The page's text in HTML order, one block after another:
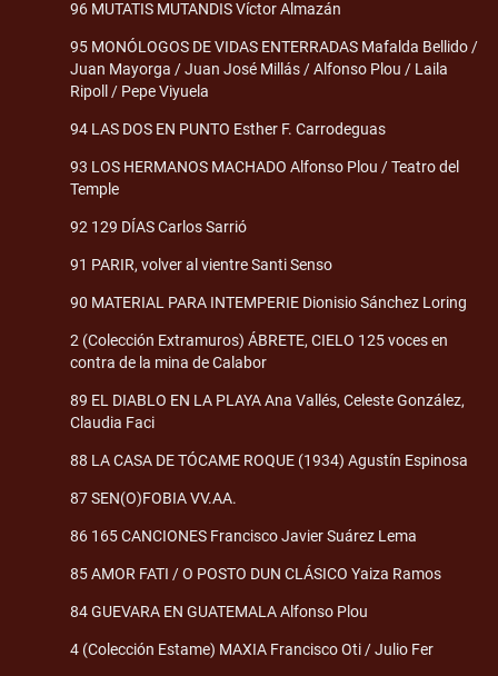
96 MUTATIS MUTANDIS Víctor Almazán
95 MONÓLOGOS DE VIDAS ENTERRADAS Mafalda Bellido /
Juan Mayorga / Juan José Millás / Alfonso Plou / Laila
Ripoll / Pepe Viyuela
94 LAS DOS EN PUNTO Esther F. Carrodeguas
93 LOS HERMANOS MACHADO Alfonso Plou / Teatro del
Temple
92 129 DÍAS Carlos Sarrió
91 PARIR, volver al vientre Santi Senso
90 MATERIAL PARA INTEMPERIE Dionisio Sánchez Loring
2 (Colección Extramuros) ÁBRETE, CIELO 125 voces en
contra de la mina de Calabor
89 EL DIABLO EN LA PLAYA Ana Vallés, Celeste González,
Claudia Faci
88 LA CASA DE TÓCAME ROQUE (1934) Agustín Espinosa
87 SEN(O)FOBIA VV.AA.
86 165 CANCIONES Francisco Javier Suárez Lema
85 AMOR FATI / O POSTO DUN CLÁSICO Yaiza Ramos
84 GUEVARA EN GUATEMALA Alfonso Plou
4 (Colección Estame) MAXIA Francisco Oti / Julio Fer